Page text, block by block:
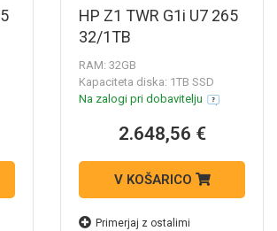
HP Z1 TWR G1i U7 265
32/1TB
RAM: 32GB
Kapaciteta diska: 1TB SSD
Na zalogi pri dobavitelju
2.648,56 €
V KOŠARICO
Primerjaj z ostalimi